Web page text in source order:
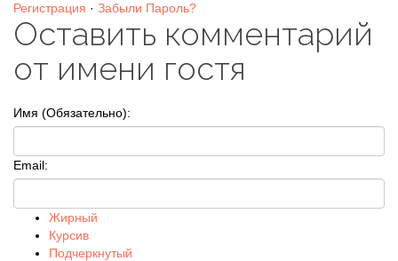
Регистрация · Забыли Пароль?
Оставить комментарий
от имени гостя
Имя (Обязательно):
Email:
Жирный
Курсив
Подчеркнутый